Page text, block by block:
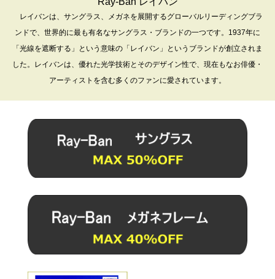
レイバンは、サングラス、メガネを展開するグローバルリーディングブラ
ンドで、世界的に最も有名なサングラス・ブランドの一つです。1937年に
「光線を遮断する」という意味の「レイバン」というブランドが創立されま
した。レイバンは、優れた光学技術とそのデザイン性で、現在もなお俳優・
アーティストを含む多くのファンに愛されています。